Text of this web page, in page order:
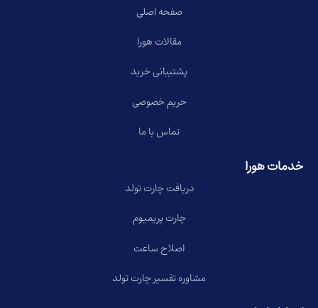
صفحه اصلی
مقالات هورا
پشتیبانی خرید
حریم خصوصی
تماس با ما
خدمات هورا
دریافت چارت تولد
چارت پریمیوم
اصلاح ساعت
مشاوره تفسیر چارت تولد